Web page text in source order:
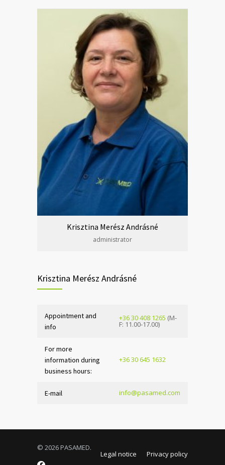
Krisztina Merész Andrásné
administrator
Krisztina Merész Andrásné
Appointment and
info
+36 30 408 1265 (M-
F: 11.00-17.00)
For more
information during
business hours:
+36 30 645 1632
E-mail info@pasamed.com
© 2026 PASAMED.
Legal notice Privacy policy